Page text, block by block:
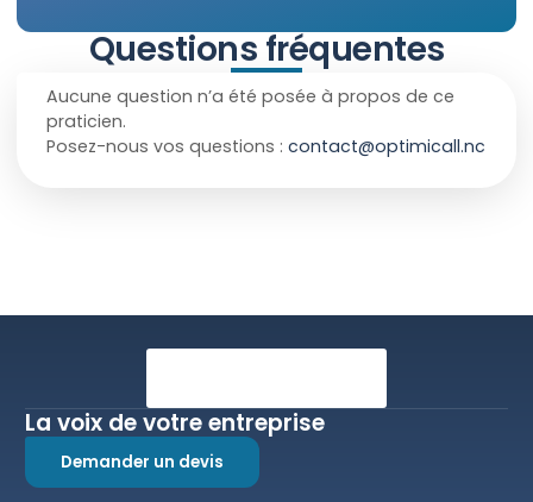
Questions fréquentes
Aucune question n’a été posée à propos de ce
praticien.
Posez-nous vos questions :contact@optimicall.nc
La voix de votre entreprise
Demander un devis